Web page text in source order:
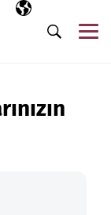
Seçili dil
TR
Arama